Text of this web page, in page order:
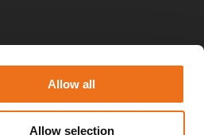
Allow all
Allow selection